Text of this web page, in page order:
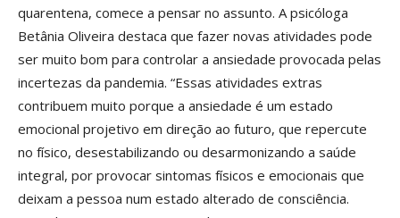
quarentena, comece a pensar no assunto. A psicóloga
Betânia Oliveira destaca que fazer novas atividades pode
ser muito bom para controlar a ansiedade provocada pelas
incertezas da pandemia. “Essas atividades extras
contribuem muito porque a ansiedade é um estado
emocional projetivo em direção ao futuro, que repercute
no físico, desestabilizando ou desarmonizando a saúde
integral, por provocar sintomas físicos e emocionais que
deixam a pessoa num estado alterado de consciência.